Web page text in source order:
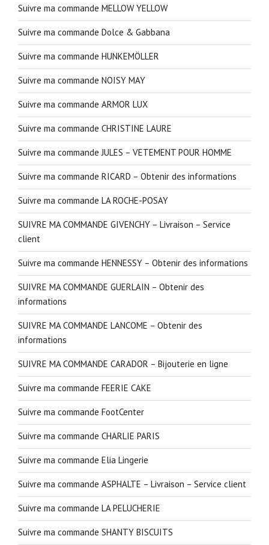
Suivre ma commande MELLOW YELLOW
Suivre ma commande Dolce & Gabbana
Suivre ma commande HUNKEMÖLLER
Suivre ma commande NOISY MAY
Suivre ma commande ARMOR LUX
Suivre ma commande CHRISTINE LAURE
Suivre ma commande JULES – VETEMENT POUR HOMME
Suivre ma commande RICARD – Obtenir des informations
Suivre ma commande LA ROCHE-POSAY
SUIVRE MA COMMANDE GIVENCHY – Livraison – Service
client
Suivre ma commande HENNESSY – Obtenir des informations
SUIVRE MA COMMANDE GUERLAIN – Obtenir des
informations
SUIVRE MA COMMANDE LANCOME – Obtenir des
informations
SUIVRE MA COMMANDE CARADOR – Bijouterie en ligne
Suivre ma commande FEERIE CAKE
Suivre ma commande FootCenter
Suivre ma commande CHARLIE PARIS
Suivre ma commande Elia Lingerie
Suivre ma commande ASPHALTE – Livraison – Service client
Suivre ma commande LA PELUCHERIE
Suivre ma commande SHANTY BISCUITS